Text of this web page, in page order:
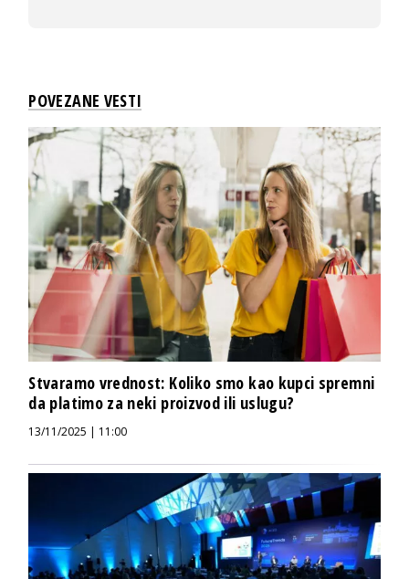
POVEZANE VESTI
Stvaramo vrednost: Koliko smo kao kupci spremni
da platimo za neki proizvod ili uslugu?
13/11/2025 | 11:00